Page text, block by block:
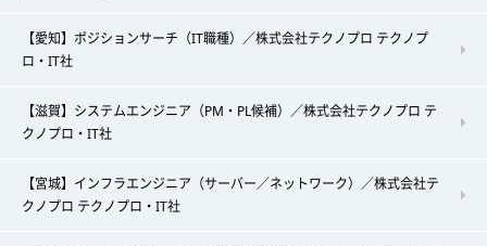
【愛知】ポジションサーチ（IT職種）／株式会社テクノプロ テクノプ
ロ・IT社
【滋賀】システムエンジニア（PM・PL候補）／株式会社テクノプロ テ
クノプロ・IT社
【宮城】インフラエンジニア（サーバー／ネットワーク）／株式会社テ
クノプロ テクノプロ・IT社